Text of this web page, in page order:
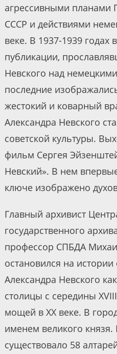
агрессивными планами
СССР и действиями
веке. В 1937-1939 годах
публикации,
Невского над
последние
жестокий и коварный
Александра Невского
советской культуры.
фильм Сергея
Невский». В нем
ключе изображено
Главный архивист
государственного
профессор СПБДА
остановился на
Александра Невского
столицы с середины
мощей в XX веке. В
именем великого князя.
существовало 58